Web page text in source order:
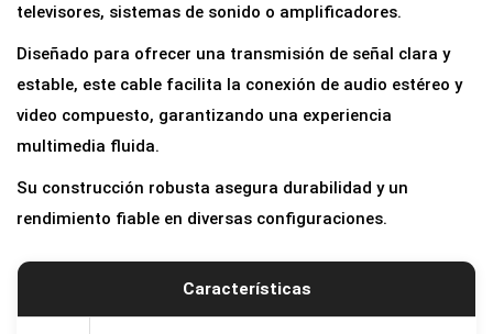
televisores, sistemas de sonido o amplificadores.
Diseñado para ofrecer una transmisión de señal clara y
estable, este cable facilita la conexión de audio estéreo y
video compuesto, garantizando una experiencia
multimedia fluida.
Su construcción robusta asegura durabilidad y un
rendimiento fiable en diversas configuraciones.
Características